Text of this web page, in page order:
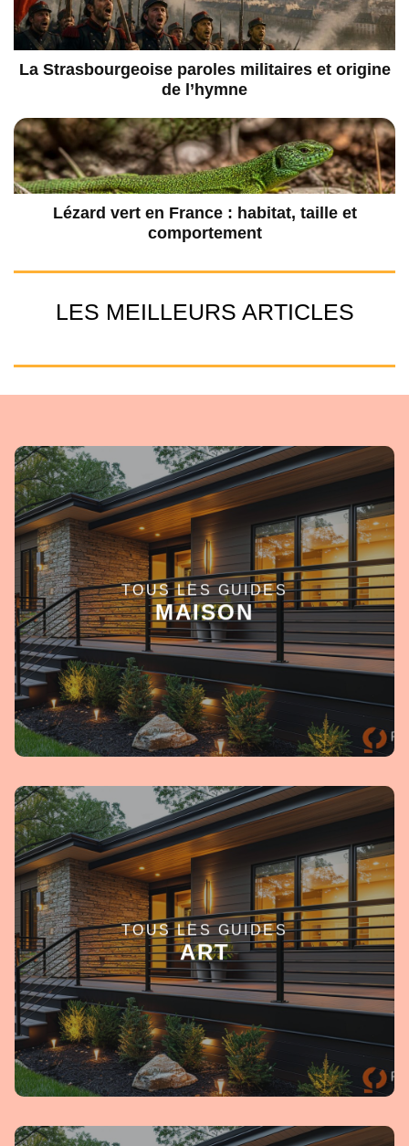
La Strasbourgeoise paroles militaires et origine
de l’hymne
Lézard vert en France : habitat, taille et
comportement
LES MEILLEURS ARTICLES
TOUS LES GUIDES
MAISON
EN SAVOIR +
TOUS LES GUIDES
ART
EN SAVOIR +